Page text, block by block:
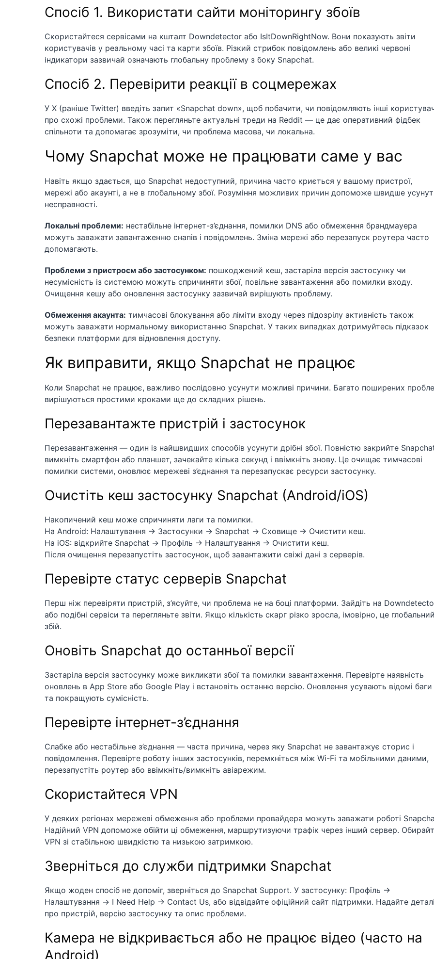
Спосіб 1. Використати сайти моніторингу збоїв
Скористайтеся сервісами на кшталт Downdetector або IsItDownRightNow. Вони показують звіти
користувачів у реальному часі та карти збоїв. Різкий стрибок повідомлень або великі червоні
індикатори зазвичай означають глобальну проблему з боку Snapchat.
Спосіб 2. Перевірити реакції в соцмережах
У X (раніше Twitter) введіть запит «Snapchat down», щоб побачити, чи повідомляють інші
про схожі проблеми. Також перегляньте актуальні треди на Reddit — це дає оперативний фідбек
спільноти та допомагає зрозуміти, чи проблема масова, чи локальна.
Чому Snapchat може не працювати саме у вас
Навіть якщо здається, що Snapchat недоступний, причина часто криється у вашому пристрої,
мережі або акаунті, а не в глобальному збої. Розуміння можливих причин допоможе швидше
несправності.
Локальні проблеми: нестабільне інтернет-з’єднання, помилки DNS або обмеження брандмауера
можуть заважати завантаженню снапів і повідомлень. Зміна мережі або перезапуск роутера часто
допомагають.
Проблеми з пристроєм або застосунком: пошкоджений кеш, застаріла версія застосунку чи
несумісність із системою можуть спричиняти збої, повільне завантаження або помилки входу.
Очищення кешу або оновлення застосунку зазвичай вирішують проблему.
Обмеження акаунта: тимчасові блокування або ліміти входу через підозрілу активність також
можуть заважати нормальному використанню Snapchat. У таких випадках дотримуйтесь підказок
безпеки платформи для відновлення доступу.
Як виправити, якщо Snapchat не працює
Коли Snapchat не працює, важливо послідовно усунути можливі причини. Багато поширених
вирішуються простими кроками ще до складних рішень.
Перезавантажте пристрій і застосунок
Перезавантаження — один із найшвидших способів усунути дрібні збої. Повністю закрийте
вимкніть смартфон або планшет, зачекайте кілька секунд і ввімкніть знову. Це очищає тимчасові
помилки системи, оновлює мережеві з’єднання та перезапускає ресурси застосунку.
Очистіть кеш застосунку Snapchat (Android/iOS)
Накопичений кеш може спричиняти лаги та помилки.
На Android: Налаштування → Застосунки → Snapchat → Сховище → Очистити кеш.
На iOS: відкрийте Snapchat → Профіль → Налаштування → Очистити кеш.
Після очищення перезапустіть застосунок, щоб завантажити свіжі дані з серверів.
Перевірте статус серверів Snapchat
Перш ніж перевіряти пристрій, з’ясуйте, чи проблема не на боці платформи. Зайдіть на
або подібні сервіси та перегляньте звіти. Якщо кількість скарг різко зросла, імовірно, це
збій.
Оновіть Snapchat до останньої версії
Застаріла версія застосунку може викликати збої та помилки завантаження. Перевірте наявність
оновлень в App Store або Google Play і встановіть останню версію. Оновлення усувають відомі баги
та покращують сумісність.
Перевірте інтернет-з’єднання
Слабке або нестабільне з’єднання — часта причина, через яку Snapchat не завантажує сторис і
повідомлення. Перевірте роботу інших застосунків, перемкніться між Wi-Fi та мобільними даними,
перезапустіть роутер або ввімкніть/вимкніть авіарежим.
Скористайтеся VPN
У деяких регіонах мережеві обмеження або проблеми провайдера можуть заважати роботі
Надійний VPN допоможе обійти ці обмеження, маршрутизуючи трафік через інший сервер.
VPN зі стабільною швидкістю та низькою затримкою.
Зверніться до служби підтримки Snapchat
Якщо жоден спосіб не допоміг, зверніться до Snapchat Support. У застосунку: Профіль →
Налаштування → I Need Help → Contact Us, або відвідайте офіційний сайт підтримки. Надайте
про пристрій, версію застосунку та опис проблеми.
Камера не відкривається або не працює відео (часто на
Android)